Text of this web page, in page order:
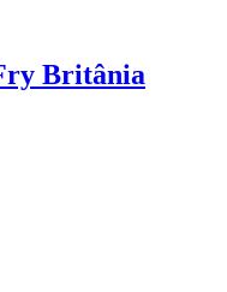
Britânia